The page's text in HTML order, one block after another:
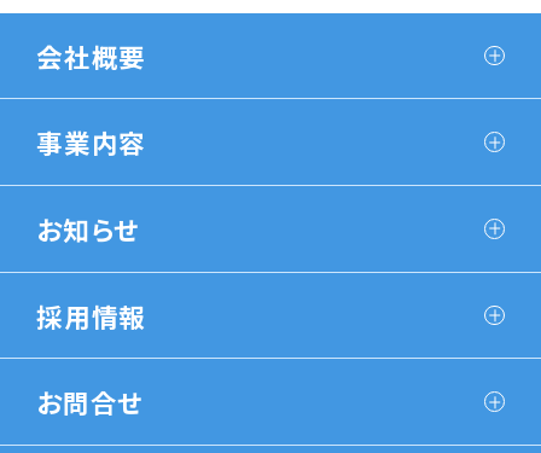
会社概要
事業内容
お知らせ
採用情報
お問合せ